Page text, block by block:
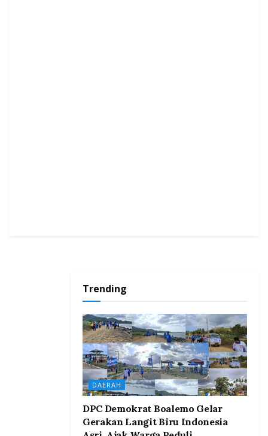
Trending
DAERAH
DPC Demokrat Boalemo Gelar
Gerakan Langit Biru Indonesia